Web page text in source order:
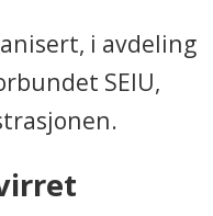
i avdeling
SEIU,